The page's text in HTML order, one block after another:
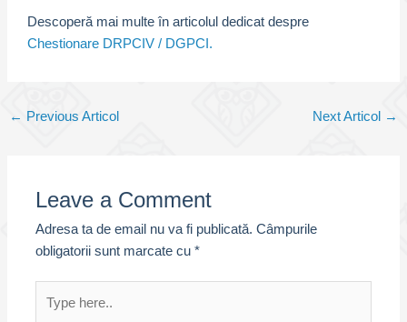
Descoperă mai multe în articolul dedicat despre
Chestionare DRPCIV / DGPCI.
Post
← Previous Articol Next Articol →
Leave a Comment
Adresa ta de email nu va fi publicată. Câmpurile
obligatorii sunt marcate cu*
here..